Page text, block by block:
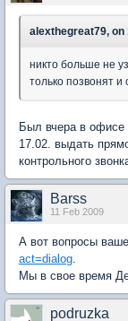
alexthegreat79, on
никто больше не
только позвонят и
Был вчера в
17.02. выдать
контрольного
Barss
11 Feb 2009
А вот вопросы
act=dialog.
Мы в свое время
podruzka